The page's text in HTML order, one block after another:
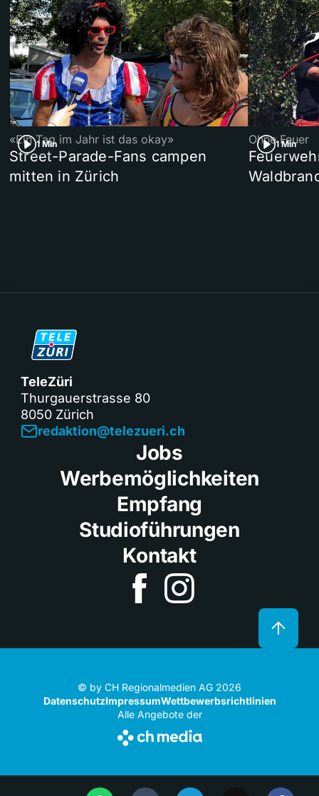
1 Min
«Ein Tag im Jahr ist das okay»
Street-Parade-Fans campen
mitten in Zürich
1 Min
Ohne Feuer
TeleZüri
Thurgauerstrasse 80
8050 Zürich
redaktion@telezueri.ch
Jobs
Werbemöglichkeiten
Empfang
Studioführungen
Kontakt
© by CH Regionalmedien AG 2026
DatenschutzImpressumWettbewerbsrichtlinien
Alle Angebote der